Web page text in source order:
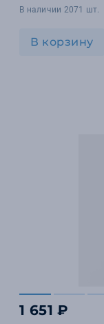
В наличии 2071 шт.
В корзину
1 651 ₽